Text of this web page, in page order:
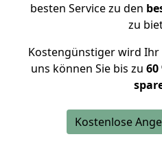
besten Service zu den
zu
Kostengünstiger wird
uns können Sie bis zu
Kostenlose